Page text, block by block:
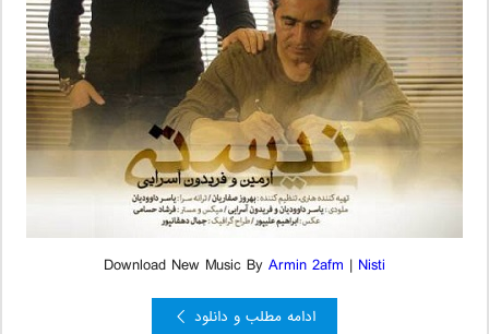
Download New Music By Armin 2afm | Nisti
ادامه مطلب و دانلود